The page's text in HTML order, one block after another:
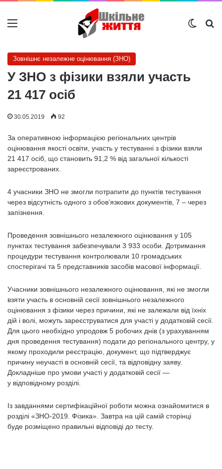
Меню
Зовнішнє незалежне оцінювання (ЗНО)
У ЗНО з фізики взяли участь
21 417 осіб
30.05.2019 92
За оперативною інформацією регіональних центрів
оцінювання якості освіти, участь у тестуванні з фізики взяли
21 417 осіб, що становить 91,2 % від загальної кількості
зареєстрованих.
4 учасники ЗНО не змогли потрапити до пунктів тестування
через відсутність одного з обов’язкових документів, 7 – через
запізнення.
Проведення зовнішнього незалежного оцінювання у 105
пунктах тестування забезпечували 3 933 особи. Дотримання
процедури тестування контролювали 10 громадських
спостерігачі та 5 представників засобів масової інформації.
Учасники зовнішнього незалежного оцінювання, які не змогли
взяти участь в основній сесії зовнішнього незалежного
оцінювання з фізики через причини, які не залежали від їхніх
дій і волі, можуть зареєструватися для участі у додатковій сесії.
Для цього необхідно упродовж 5 робочих днів (з урахуванням
дня проведення тестування) подати до регіонального центру, у
якому проходили реєстрацію, документ, що підтверджує
причину неучасті в основній сесії, та відповідну заяву.
Докладніше про умови участі у додатковій сесії —
у відповідному розділі.
Із завданнями сертифікаційної роботи можна ознайомитися в
розділі «ЗНО-2019. Фізика». Завтра на цій самій сторінці
буде розміщено правильні відповіді до тесту.